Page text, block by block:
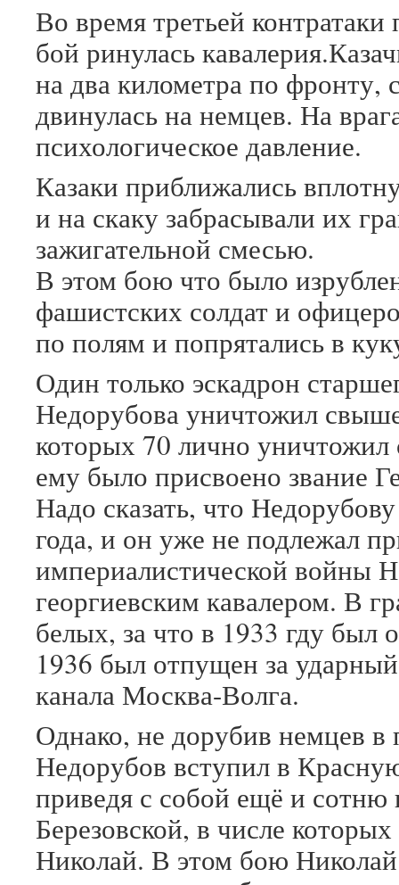
Во время третьей
бой ринулась
на два километра по фронту,
двинулась на немцев. На
психологическое давление.
Казаки приближались
и на скаку забрасывали их
зажигательной смесью.
В этом бою что было
фашистских солдат и
по полям и попрятались в
Один только эскадрон
Недорубова уничтожил
которых 70 лично
ему было присвоено звание
Надо сказать, что
года, и он уже не подлежал
империалистической войны
георгиевским кавалером. В
белых, за что в 1933 гду был
1936 был отпущен за
канала Москва-Волга.
Однако, не дорубив немцев
Недорубов вступил в
приведя с собой ещё и сотню
Березовской, в числе
Николай. В этом бою Николай